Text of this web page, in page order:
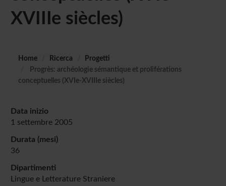
XVIIIe siècles)
Home Ricerca
Progetti
Progrès: archéologie sémantique et proliférations
conceptuelles (XVIe-XVIIIe siècles)
Data inizio
1 settembre 2005
Durata (mesi)
36
Dipartimenti
Lingue e Letterature Straniere